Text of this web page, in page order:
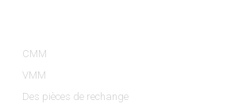
CMM
VMM
Des pièces de rechange